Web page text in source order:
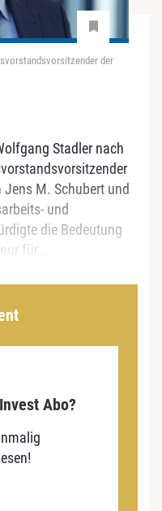
der
Stadler nach
M. Schubert und
und
die Bedeutung
für...
Abo?